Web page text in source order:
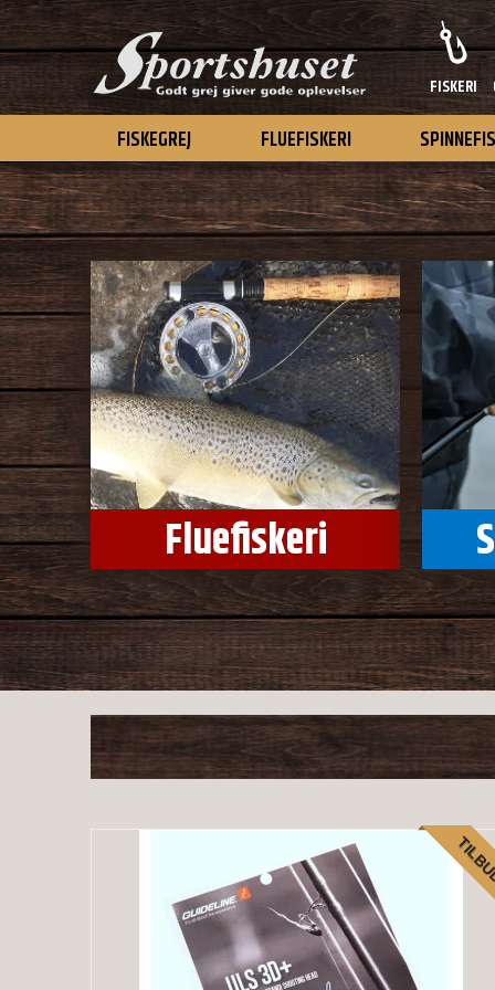
FISKERI
FISKEGREJ FLUEFISKERI
Fluefiskeri